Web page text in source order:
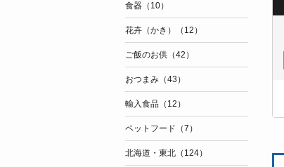
食器（10）
花卉（かき）（12）
ご飯のお供（42）
おつまみ（43）
輸入食品（12）
ペットフード（7）
北海道・東北（124）